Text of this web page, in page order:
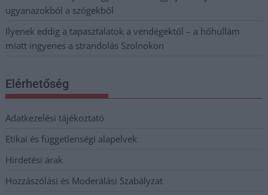
ugyanazokból a szögekből
Ilyenek eddig a tapasztalatok a vendégektől – a hőhullám
miatt ingyenes a strandolás Szolnokon
Elérhetőség
Adatkezelési tájékoztató
Etikai és függetlenségi alapelvek
Hirdetési árak
Hozzászólási és Moderálási Szabályzat